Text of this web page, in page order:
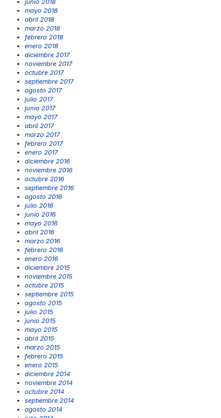
mayo 2018
abril 2018
marzo 2018
febrero 2018
enero 2018
diciembre 2017
noviembre 2017
octubre 2017
septiembre 2017
agosto 2017
julio 2017
junio 2017
mayo 2017
abril 2017
marzo 2017
febrero 2017
enero 2017
diciembre 2016
noviembre 2016
octubre 2016
septiembre 2016
agosto 2016
julio 2016
junio 2016
mayo 2016
abril 2016
marzo 2016
febrero 2016
enero 2016
diciembre 2015
noviembre 2015
octubre 2015
septiembre 2015
agosto 2015
julio 2015
junio 2015
mayo 2015
abril 2015
marzo 2015
febrero 2015
enero 2015
diciembre 2014
noviembre 2014
octubre 2014
septiembre 2014
agosto 2014